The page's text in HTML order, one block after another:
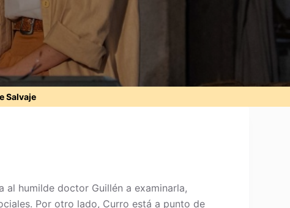
Salvaje
humilde doctor Guillén a examinarla,
Por otro lado, Curro está a punto de